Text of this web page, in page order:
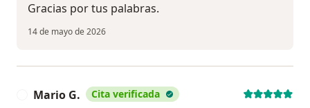
Gracias por tus palabras.
14 de mayo de 2026
Mario G. Cita verificada